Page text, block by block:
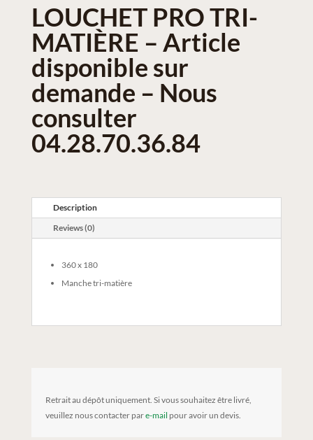
LOUCHET PRO TRI-
MATIÈRE – Article
disponible sur
demande – Nous
consulter
04.28.70.36.84
Description
Reviews (0)
360 x 180
Manche tri-matière
Retrait au dépôt uniquement. Si vous souhaitez être livré,
veuillez nous contacter pare-mail pour avoir un devis.